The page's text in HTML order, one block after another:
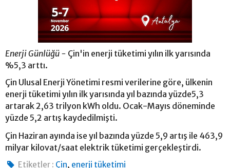
Enerji Günlüğü - Çin'in enerji tüketimi yılın ilk yarısında
%5,3 arttı.
Çin Ulusal Enerji Yönetimi resmi verilerine göre, ülkenin
enerji tüketimi yılın ilk yarısında yıl bazında yüzde5,3
artarak 2,63 trilyon kWh oldu. Ocak-Mayıs döneminde
yüzde 5,2 artış kaydedilmişti.
Çin Haziran ayında ise yıl bazında yüzde 5,9 artış ile 463,9
milyar kilovat/saat elektrik tüketimi gerçekleştirdi.
Etiketler : Çin, enerji tüketimi